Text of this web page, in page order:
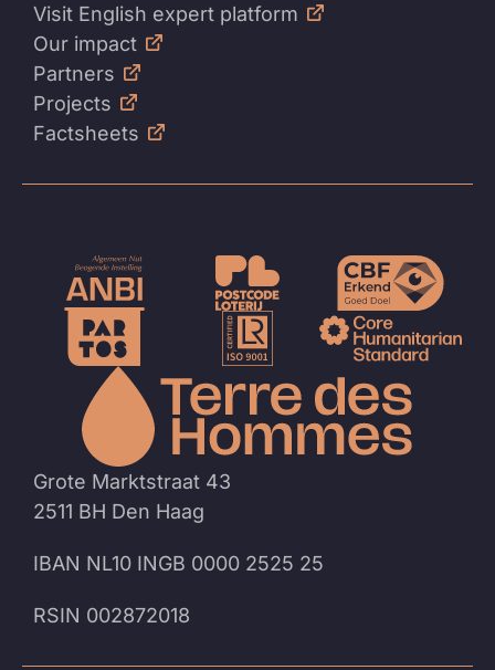
Visit English expert platform
Our impact
Partners
Projects
Factsheets
Grote Marktstraat 43
2511 BH Den Haag
IBAN NL10 INGB 0000 2525 25
RSIN 002872018